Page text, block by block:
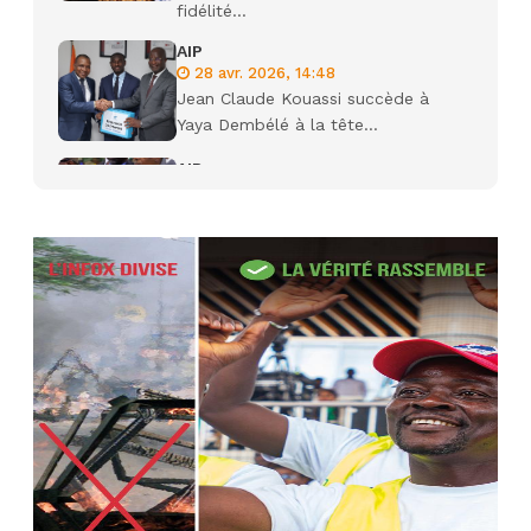
fidélité...
AIP
28 avr. 2026, 14:48
Jean Claude Kouassi succède à
Yaya Dembélé à la tête...
AIP
Camara tué lors d’attaques...
22 avr. 2026, 16:41
Des bureaux ravagés dans un
incendie survenu à la mairie...
AIP
10 avr. 2026, 09:48
Nommé Médiateur de la
République, Gaoussou Touré prend
officiellement fonction